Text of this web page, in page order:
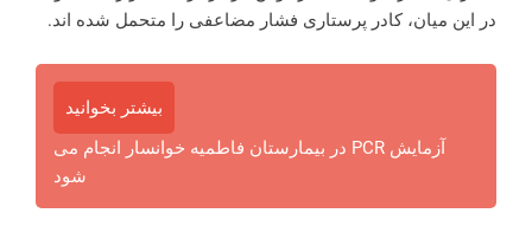
در این میان، کادر پرستاری فشار مضاعفی را متحمل شده اند.
بیشتر بخوانید
آزمایش PCR در بیمارستان فاطمیه خوانسار انجام می
شود